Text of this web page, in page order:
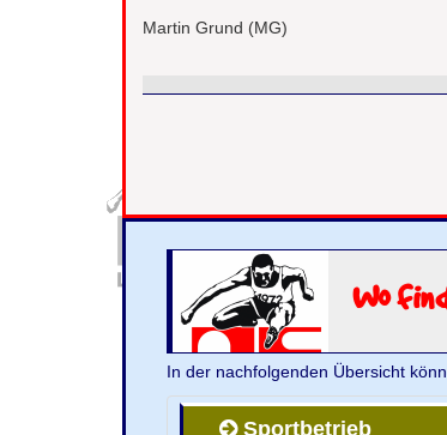
Martin Grund (MG)
Wo
In der nachfolgenden Übersicht
Sportbetrieb